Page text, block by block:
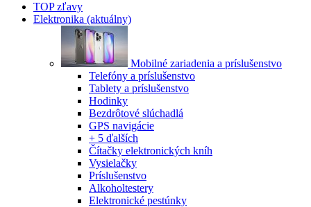
TOP zľavy
Elektronika (aktuálny)
Mobilné zariadenia a príslušenstvo
Telefóny a príslušenstvo
Tablety a príslušenstvo
Hodinky
Bezdrôtové slúchadlá
GPS navigácie
+ 5 ďalších
Čítačky elektronických kníh
Vysielačky
Príslušenstvo
Alkoholtestery
Elektronické pestúnky